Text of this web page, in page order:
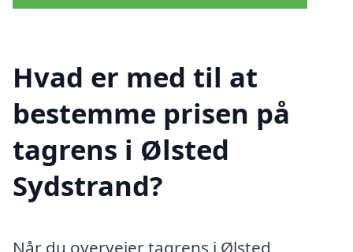
Hvad er med til at
bestemme prisen på
tagrens i Ølsted
Sydstrand?